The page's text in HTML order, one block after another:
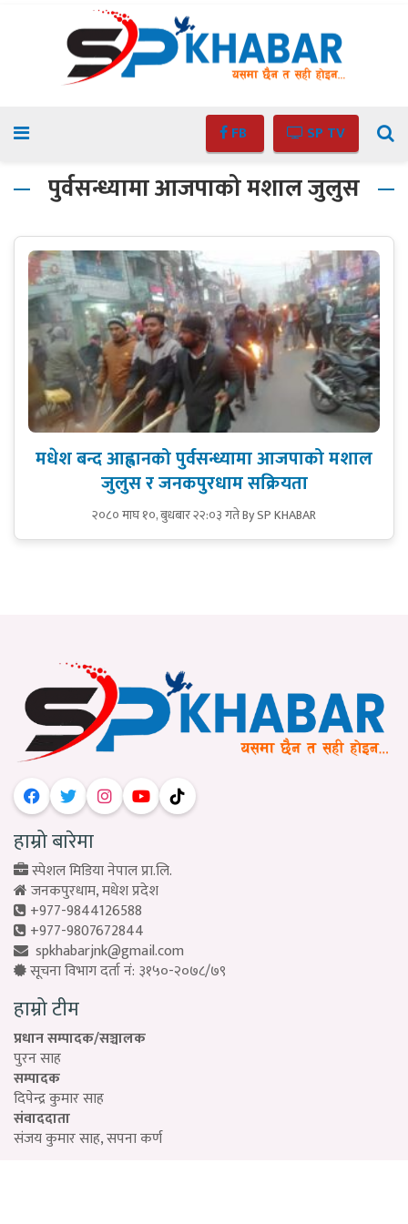
FB SP TV
पुर्वसन्ध्यामा आजपाको मशाल जुलुस
मधेश बन्द आह्वानको पुर्वसन्ध्यामा आजपाको मशाल
जुलुस र जनकपुरधाम सक्रियता
२०८० माघ १०, बुधबार २२:०३ गतेBy SP KHABAR
हाम्रो बारेमा
स्पेशल मिडिया नेपाल प्रा.लि.
जनकपुरधाम, मधेश प्रदेश
+977-9844126588
+977-9807672844
spkhabarjnk@gmail.com
सूचना विभाग दर्ता नं: ३१५०-२०७८/७९
हाम्रो टीम
प्रधान सम्पादक/सञ्चालक
पुरन साह
सम्पादक
दिपेन्द्र कुमार साह
संवाददाता
संजय कुमार साह, सपना कर्ण